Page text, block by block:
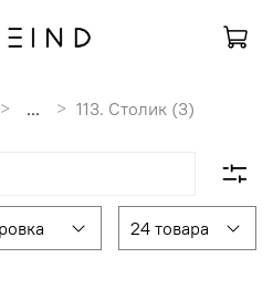
... 113. Столик (3)